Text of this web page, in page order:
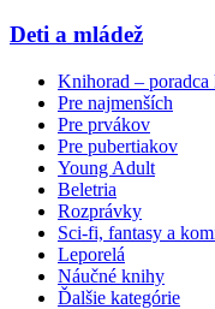
Deti a mládež
Knihorad – poradca
Pre najmenších
Pre prvákov
Pre pubertiakov
Young Adult
Beletria
Rozprávky
Sci-fi, fantasy a
Leporelá
Náučné knihy
Ďalšie kategórie